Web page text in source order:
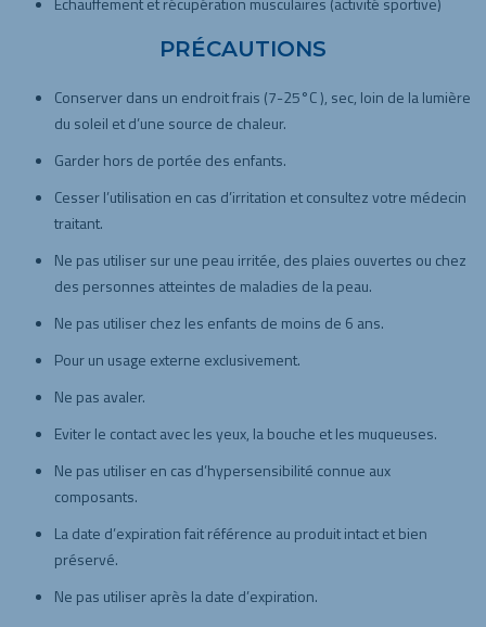
PRÉCAUTIONS
Conserver dans un endroit frais (7-25°C ), sec, loin de la lumière
du soleil et d’une source de chaleur.
Garder hors de portée des enfants.
Cesser l’utilisation en cas d’irritation et consultez votre médecin
traitant.
Ne pas utiliser sur une peau irritée, des plaies ouvertes ou chez
des personnes atteintes de maladies de la peau.
Ne pas utiliser chez les enfants de moins de 6 ans.
Pour un usage externe exclusivement.
Ne pas avaler.
Eviter le contact avec les yeux, la bouche et les muqueuses.
Ne pas utiliser en cas d’hypersensibilité connue aux
composants.
La date d’expiration fait référence au produit intact et bien
préservé.
Ne pas utiliser après la date d’expiration.